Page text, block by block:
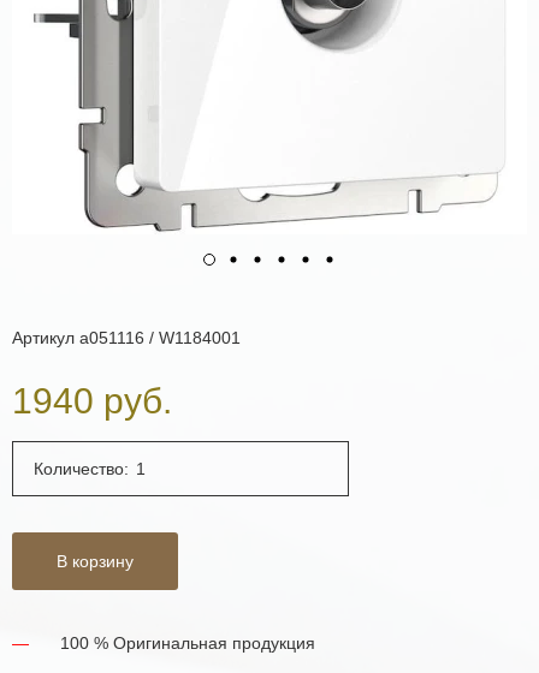
Артикул a051116 / W1184001
1940 руб.
Количество:
В корзину
100 % Оригинальная продукция